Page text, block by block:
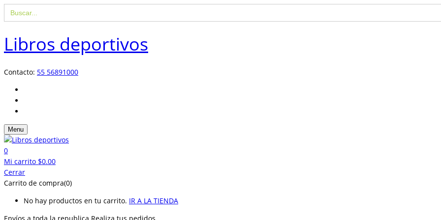
Buscar:
Libros deportivos
Contacto: 55 56891000
Menu
0
Mi carrito $0.00
Cerrar
Carrito de compra(0)
No hay productos en tu carrito. IR A LA TIENDA